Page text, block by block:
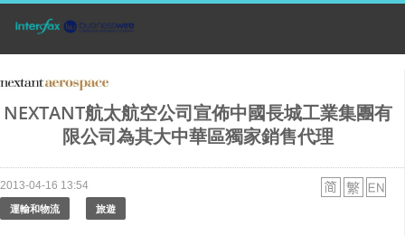
NEXTANT航太航空公司宣佈中國長城工業集團有
限公司為其大中華區獨家銷售代理
2013-04-16 13:54
運輸和物流 旅遊